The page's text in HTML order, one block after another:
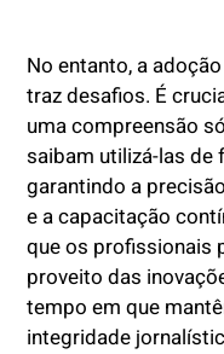
No entanto, a
traz desafios. É
uma compreensão
saibam utilizá-las de
garantindo a
e a capacitação
que os profissionais
proveito das
tempo em que
integridade